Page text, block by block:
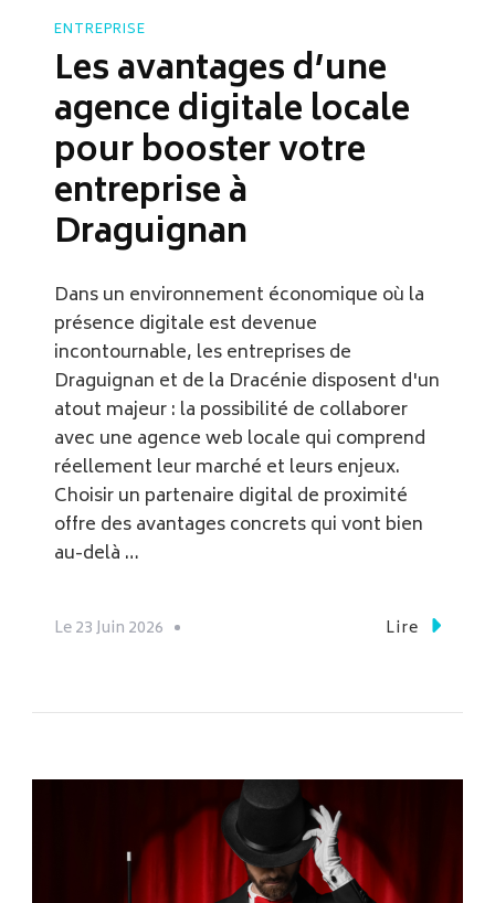
ENTREPRISE
Les avantages d’une
agence digitale locale
pour booster votre
entreprise à
Draguignan
Dans un environnement économique où la
présence digitale est devenue
incontournable, les entreprises de
Draguignan et de la Dracénie disposent d'un
atout majeur : la possibilité de collaborer
avec une agence web locale qui comprend
réellement leur marché et leurs enjeux.
Choisir un partenaire digital de proximité
offre des avantages concrets qui vont bien
au-delà …
Le23 Juin 2026 Lire